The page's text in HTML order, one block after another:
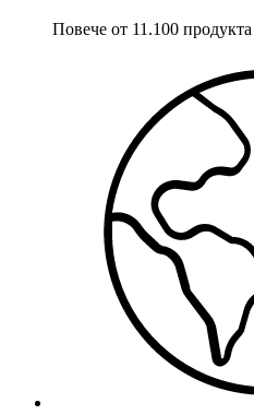
Повече от 11.100 продукта